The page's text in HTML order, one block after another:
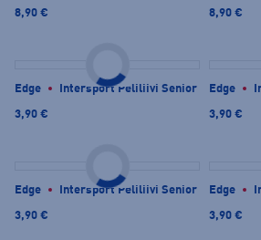
8,90 € 8,90 €
Edge Intersport Peliliivi Senior
3,90 €
Edge
3,90 €
Edge Intersport Peliliivi Senior
3,90 €
Edge
3,90 €